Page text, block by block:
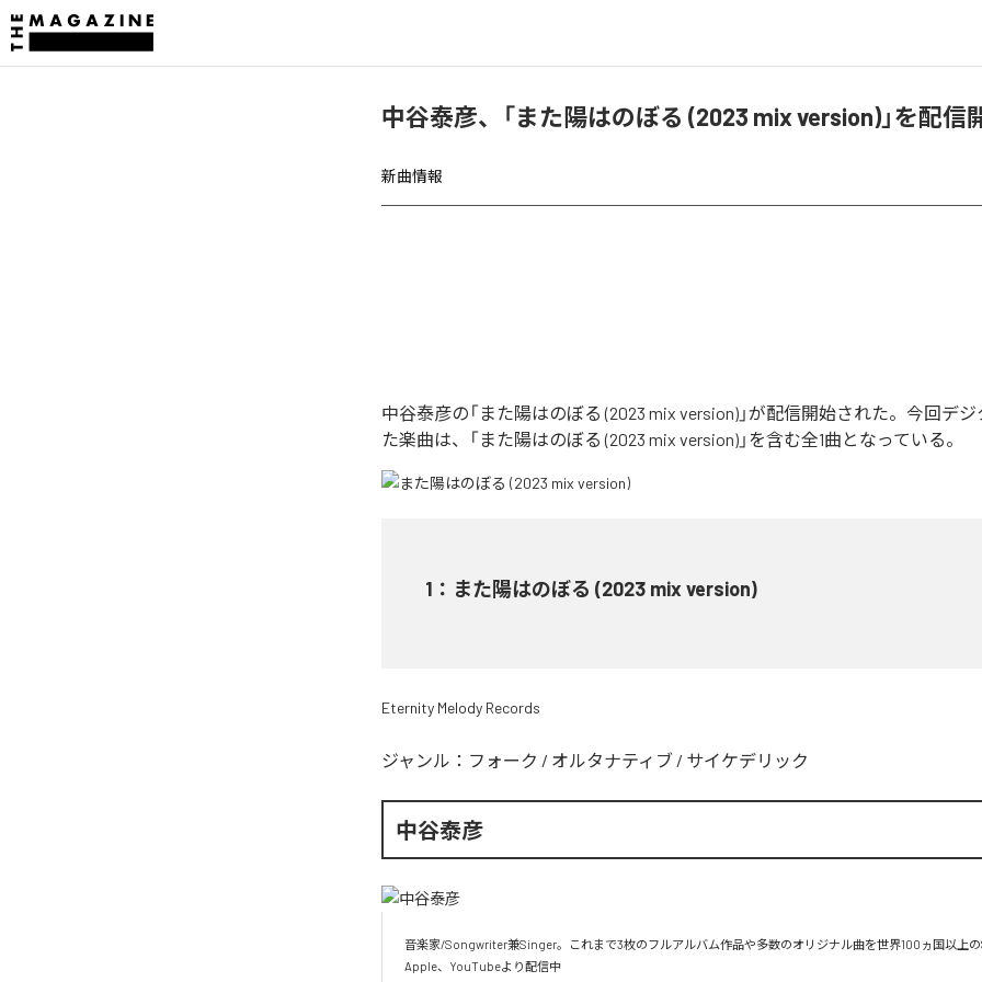
中谷泰彦、「また陽はのぼる (2023 mix version)」を配信
新曲情報
中谷泰彦の「また陽はのぼる (2023 mix version)」が配信開始された。今回デ
た楽曲は、「また陽はのぼる (2023 mix version)」を含む全1曲となっている。
1 ： また陽はのぼる (2023 mix version)
Eternity Melody Records
ジャンル： フォーク / オルタナティブ / サイケデリック
中谷泰彦
音楽家/Songwriter兼Singer。これまで3枚のフルアルバム作品や多数のオリジナル曲を世界100ヵ国以上
Apple、YouTubeより配信中